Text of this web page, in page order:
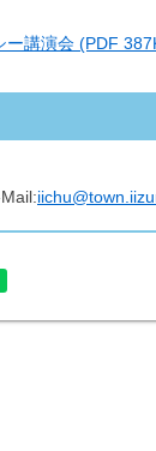
ー講演会 (PDF